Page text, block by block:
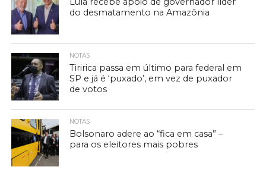
do desmatamento na Amazônia
NOTAS
Tiririca passa em último para federal em
SP e já é ‘puxado’, em vez de puxador
de votos
NOTAS
Bolsonaro adere ao “fica em casa” –
para os eleitores mais pobres